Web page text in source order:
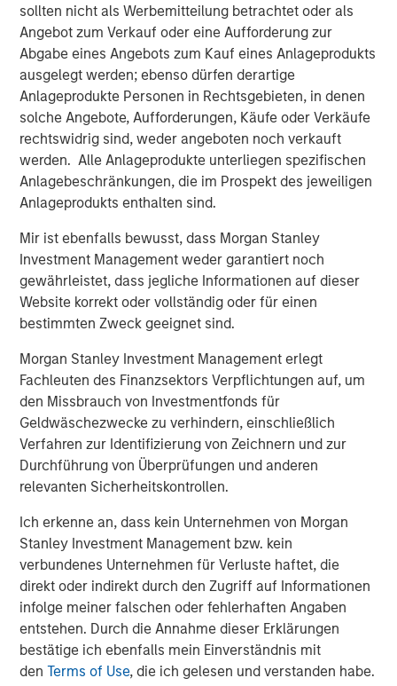
sollten nicht als Werbemitteilung betrachtet oder als
Angebot zum Verkauf oder eine Aufforderung zur
Abgabe eines Angebots zum Kauf eines Anlageprodukts
ausgelegt werden; ebenso dürfen derartige
Anlageprodukte Personen in Rechtsgebieten, in denen
solche Angebote, Aufforderungen, Käufe oder Verkäufe
rechtswidrig sind, weder angeboten noch verkauft
werden. Alle Anlageprodukte unterliegen spezifischen
Anlagebeschränkungen, die im Prospekt des jeweiligen
Anlageprodukts enthalten sind.
Mir ist ebenfalls bewusst, dass Morgan Stanley
Investment Management weder garantiert noch
gewährleistet, dass jegliche Informationen auf dieser
Website korrekt oder vollständig oder für einen
bestimmten Zweck geeignet sind.
Morgan Stanley Investment Management erlegt
Fachleuten des Finanzsektors Verpflichtungen auf, um
den Missbrauch von Investmentfonds für
Geldwäschezwecke zu verhindern, einschließlich
Verfahren zur Identifizierung von Zeichnern und zur
Durchführung von Überprüfungen und anderen
relevanten Sicherheitskontrollen.
Ich erkenne an, dass kein Unternehmen von Morgan
Stanley Investment Management bzw. kein
verbundenes Unternehmen für Verluste haftet, die
direkt oder indirekt durch den Zugriff auf Informationen
infolge meiner falschen oder fehlerhaften Angaben
entstehen. Durch die Annahme dieser Erklärungen
bestätige ich ebenfalls mein Einverständnis mit
denTerms of Use, die ich gelesen und verstanden habe.
Real Estate Midyear Outlook:
Constructive Amid Fluid Backdrop
The current macroenvironment remains resilient
despite elevated volatility and divergence across
markets. As inflation and energy prices keep
central banks hawkish, real estate continues to
offer attractive relative value, supported by a
25% repricing, durable income streams, and
constrained supply. In this environment,
diversified portfolios and selective asset-level
investing remain critical.
07-AUG-2026
Risk Considerations
There is no assurance that a portfolio will achieve its investment
objective. Portfolios are subject to market risk, which is the
possibility that the market values of securities owned by the